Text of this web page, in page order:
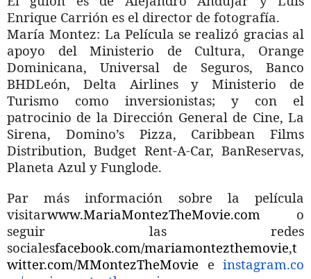
Enrique Carrión es el director de fotografía.
María Montez: La Película se realizó gracias al
apoyo del Ministerio de Cultura, Orange
Dominicana, Universal de Seguros, Banco
BHDLeón, Delta Airlines y Ministerio de
Turismo como inversionistas; y con el
patrocinio de la Dirección General de Cine, La
Sirena, Domino’s Pizza, Caribbean Films
Distribution, Budget Rent-A-Car, BanReservas,
Planeta Azul y Funglode.
Par más información sobre la película
visitarwww.MariaMontezTheMovie.com o
seguir las redes
socialesfacebook.com/mariamontezthemovie,t
witter.com/MMontezTheMovie e instagram.co